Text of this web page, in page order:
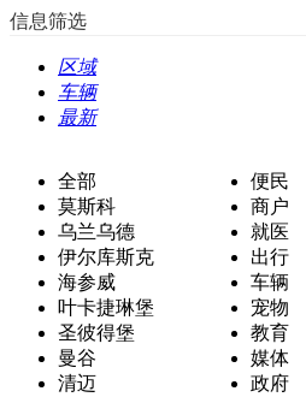
信息筛选
区域
车辆
最新
全部
莫斯科
乌兰乌德
伊尔库斯克
海参威
叶卡捷琳堡
圣彼得堡
曼谷
清迈
便民
商户
就医
出行
车辆
宠物
教育
媒体
政府